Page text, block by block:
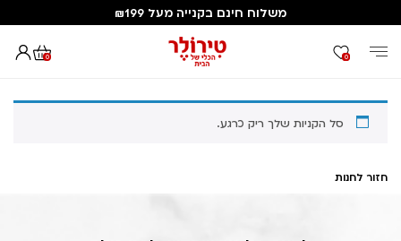
משלוח חינם בקנייה מעל ₪199
0 0
דף הבית
סל הקניות שלך ריק כרגע.
חזור לחנות